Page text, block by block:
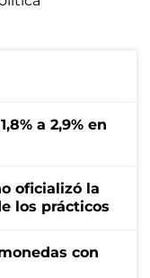
a 2,9% en
oficializó la
los prácticos
con